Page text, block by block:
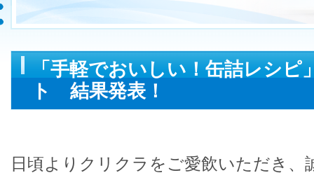
「手軽でおいしい！缶詰レシピ
ト 結果発表！
日頃よりクリクラをご愛飲いただき